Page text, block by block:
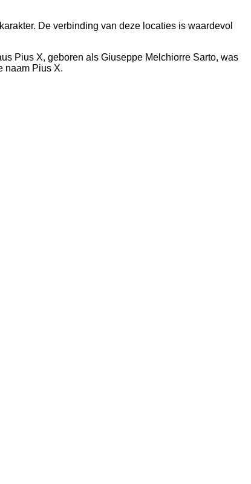
De verbinding van deze locaties is waardevol
Pius X, geboren als Giuseppe Melchiorre Sarto, was
naam Pius X.